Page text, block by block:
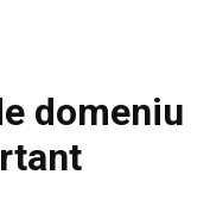
domeniu